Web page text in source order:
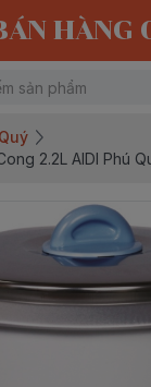
HÀNG
2.2L AIDI Phú